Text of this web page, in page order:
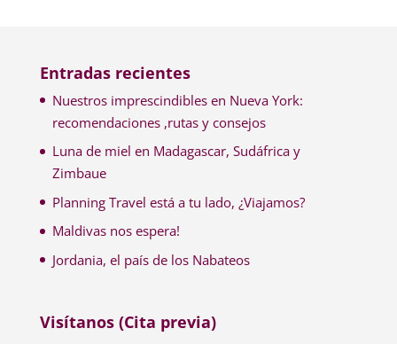
Entradas recientes
Nuestros imprescindibles en Nueva York:
recomendaciones ,rutas y consejos
Luna de miel en Madagascar, Sudáfrica y
Zimbaue
Planning Travel está a tu lado, ¿Viajamos?
Maldivas nos espera!
Jordania, el país de los Nabateos
Visítanos (Cita previa)